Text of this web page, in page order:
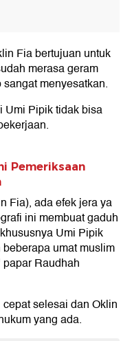
Fia bertujuan untuk
merasa geram
menyesatkan.
Umi Pipik tidak bisa
Pemeriksaan
Fia), ada efek jera ya
ini membuat gaduh
Umi Pipik
umat muslim
Raudhah
selesai dan Oklin
yang ada.